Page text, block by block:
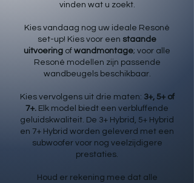
vinden wat u zoekt.
Kies vandaag nog uw ideale Resoné
set-up! Kies voor een staande
uitvoering of wandmontage; voor alle
Resoné modellen zijn passende
wandbeugels beschikbaar.
Kies vervolgens uit drie maten: 3+, 5+ of
7+. Elk model biedt een verbluffende
geluidskwaliteit. De 3+ Hybrid, 5+ Hybrid
en 7+ Hybrid worden geleverd met een
subwoofer voor nog veelzijdigere
prestaties.
Houd er rekening mee dat alle